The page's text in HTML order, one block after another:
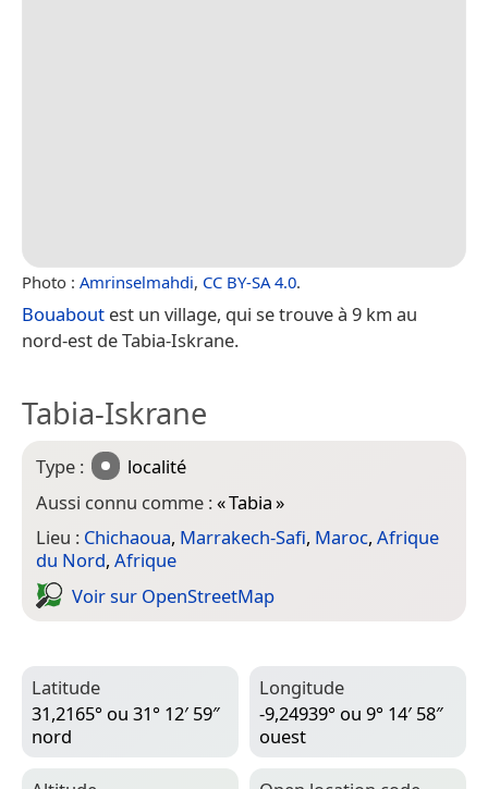
Photo : Amrinselmahdi, CC BY-SA 4.0.
Bouabout est un village, qui se trouve à 9 km au
nord-est de Tabia-Iskrane.
Tabia-Iskrane
Type :
localité
Aussi connu comme :«Tabia»
Lieu : Chichaoua, Marrakech-Safi, Maroc, Afrique
du Nord, Afrique
Voir sur Open­Street­Map
Latitude
31,2165° ou 31° 12′ 59″
nord
Longitude
-9,24939° ou 9° 14′ 58″
ouest